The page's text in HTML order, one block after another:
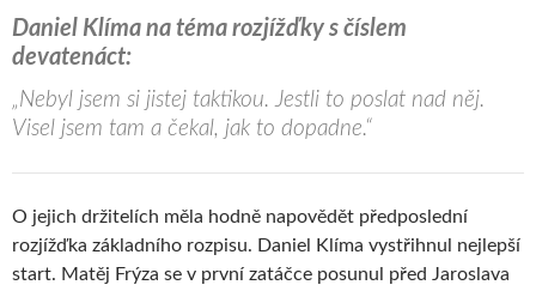
Daniel Klíma na téma rozjížďky s číslem
devatenáct:
„Nebyl jsem si jistej taktikou. Jestli to poslat nad něj.
Visel jsem tam a čekal, jak to dopadne.“
O jejich držitelích měla hodně napovědět předposlední
rozjížďka základního rozpisu. Daniel Klíma vystřihnul nejlepší
start. Matěj Frýza se v první zatáčce posunul před Jaroslava